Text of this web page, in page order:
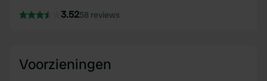
3.5258 reviews
Voorzieningen